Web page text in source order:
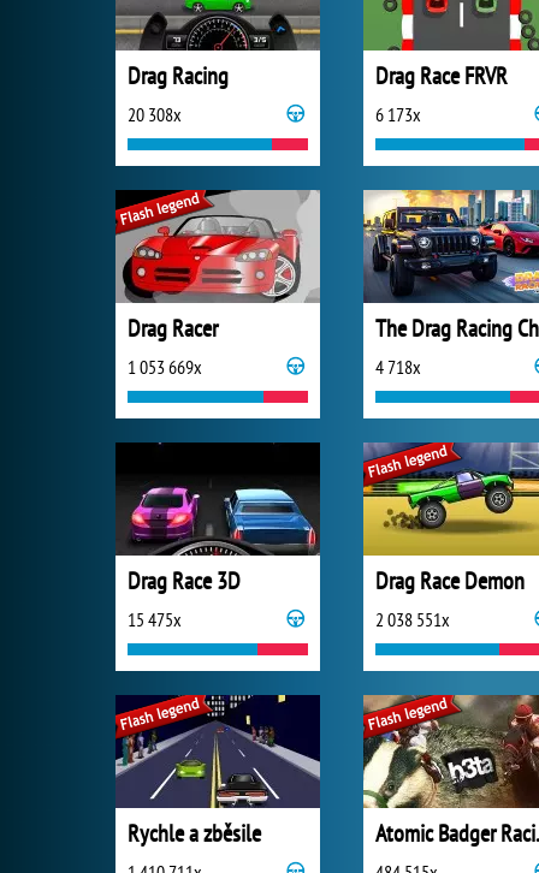
Drag Racing
20 308x
Drag Race FRVR
6 173x
Drag Racer
1 053 669x 4 718x
Drag Race 3D
15 475x
Drag Race Demon
2 038 551x
Rychle a zběsile